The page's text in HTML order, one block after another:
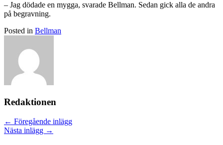
– Jag dödade en mygga, svarade Bellman. Sedan gick alla de andra
på begravning.
Posted in Bellman
Redaktionen
Posts
navigation
← Föregående inlägg
Nästa inlägg →